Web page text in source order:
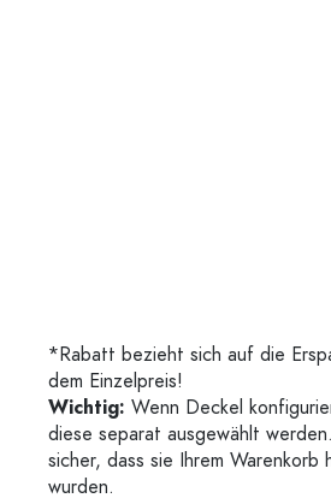
*Rabatt bezieht sich auf die
dem Einzelpreis!
Wichtig: Wenn Deckel
diese separat ausgewählt
sicher, dass sie Ihrem Warenkorb
wurden.